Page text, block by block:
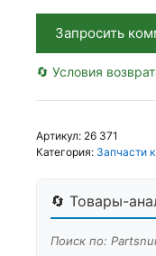
Запросить
🔄 Условия
Артикул: 26 371
Категория: Запчасти
🔄 Товары-
Поиск по: